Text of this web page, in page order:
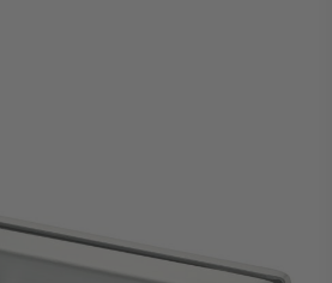
Beschläge anzeigen